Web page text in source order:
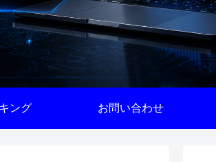
ング お問い合わせ